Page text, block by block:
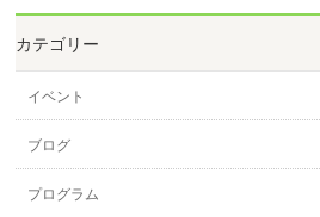
カテゴリー
イベント
ブログ
プログラム